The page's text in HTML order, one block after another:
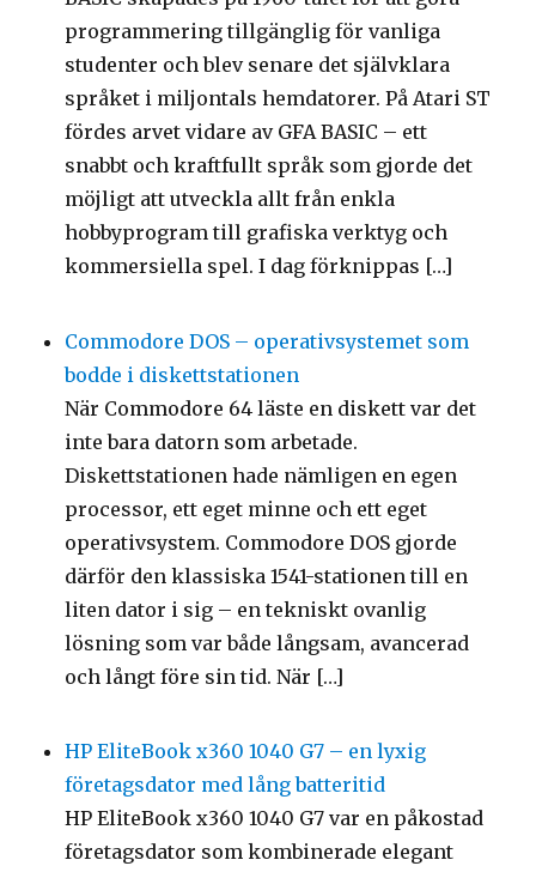
programmering tillgänglig för vanliga
studenter och blev senare det självklara
språket i miljontals hemdatorer. På Atari ST
fördes arvet vidare av GFA BASIC – ett
snabbt och kraftfullt språk som gjorde det
möjligt att utveckla allt från enkla
hobbyprogram till grafiska verktyg och
kommersiella spel. I dag förknippas […]
Commodore DOS – operativsystemet som
bodde i diskettstationen
När Commodore 64 läste en diskett var det
inte bara datorn som arbetade.
Diskettstationen hade nämligen en egen
processor, ett eget minne och ett eget
operativsystem. Commodore DOS gjorde
därför den klassiska 1541-stationen till en
liten dator i sig – en tekniskt ovanlig
lösning som var både långsam, avancerad
och långt före sin tid. När […]
HP EliteBook x360 1040 G7 – en lyxig
företagsdator med lång batteritid
HP EliteBook x360 1040 G7 var en påkostad
företagsdator som kombinerade elegant